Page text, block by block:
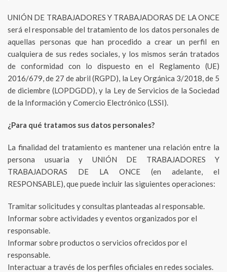
UNIÓN DE TRABAJADORES Y TRABAJADORAS DE LA ONCE
será el responsable del tratamiento de los datos personales de
aquellas personas que han procedido a crear un perfil en
cualquiera de sus redes sociales, y los mismos serán tratados
de conformidad con lo dispuesto en el Reglamento (UE)
2016/679, de 27 de abril (RGPD), la Ley Orgánica 3/2018, de 5
de diciembre (LOPDGDD), y la Ley de Servicios de la Sociedad
de la Información y Comercio Electrónico (LSSI).
¿Para qué tratamos sus datos personales?
La finalidad del tratamiento es mantener una relación entre la
persona usuaria y UNIÓN DE TRABAJADORES Y
TRABAJADORAS DE LA ONCE (en adelante, el
RESPONSABLE), que puede incluir las siguientes operaciones:
Tramitar solicitudes y consultas planteadas al responsable.
Informar sobre actividades y eventos organizados por el
responsable.
Informar sobre productos o servicios ofrecidos por el
responsable.
Interactuar a través de los perfiles oficiales en redes sociales.